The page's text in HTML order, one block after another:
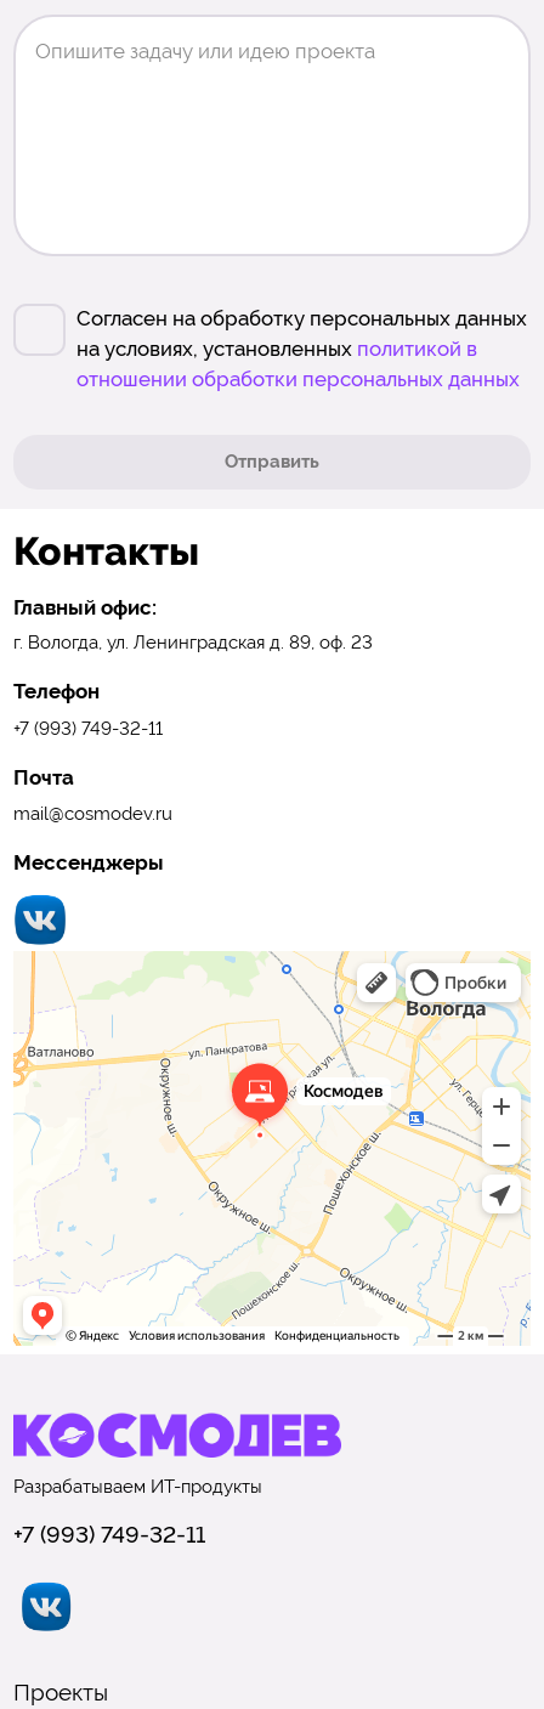
Согласен на обработку персональных данных
на условиях, установленных политикой в
отношении обработки персональных данных
Отправить
Контакты
Главный офис:
г. Вологда, ул. Ленинградская д. 89, оф. 23
Телефон
+7 (993) 749-32-11
Почта
mail@cosmodev.ru
Мессенджеры
Разрабатываем ИТ-продукты
+7 (993) 749-32-11
Проекты